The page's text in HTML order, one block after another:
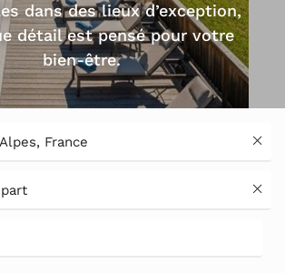
dans des lieux d’exception,
détail est pensé pour votre
bien-être.